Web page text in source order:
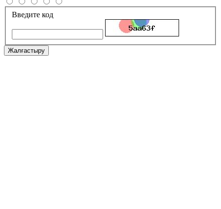
Введите код
Жалғастыру